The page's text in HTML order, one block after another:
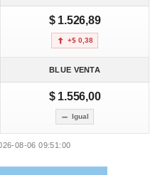
$ 1.526,89
+$ 0,38
BLUE VENTA
$ 1.556,00
Igual
08-06 09:51:00